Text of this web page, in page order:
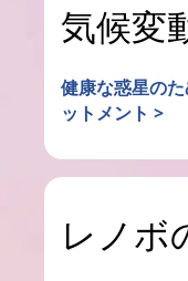
気候変
健康な惑星の
ットメント >
レノボ